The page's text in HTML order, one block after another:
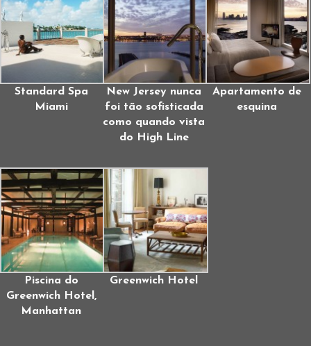
Standard Spa
Miami
New Jersey nunca
foi tão sofisticada
como quando vista
do High Line
Apartamento de
esquina
Piscina do
Greenwich Hotel,
Manhattan
Greenwich Hotel